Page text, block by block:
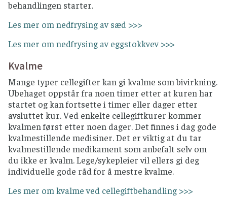
behandlingen starter.
Les mer om nedfrysing av sæd >>>
Les mer om nedfrysing av eggstokkvev >>>
Kvalme
Mange typer cellegifter kan gi kvalme som bivirkning.
Ubehaget oppstår fra noen timer etter at kuren har
startet og kan fortsette i timer eller dager etter
avsluttet kur. Ved enkelte cellegiftkurer kommer
kvalmen først etter noen dager. Det finnes i dag gode
kvalmestillende medisiner. Det er viktig at du tar
kvalmestillende medikament som anbefalt selv om
du ikke er kvalm. Lege/sykepleier vil ellers gi deg
individuelle gode råd for å mestre kvalme.
Les mer om kvalme ved cellegiftbehandling >>>